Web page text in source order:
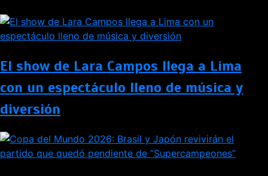
El show de Lara Campos llega a Lima
con un espectáculo lleno de música y
diversión